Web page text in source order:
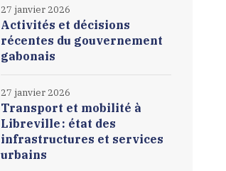
Activités et décisions
récentes du gouvernement
gabonais
27 janvier 2026
Transport et mobilité à
Libreville : état des
infrastructures et services
urbains
27 janvier 2026